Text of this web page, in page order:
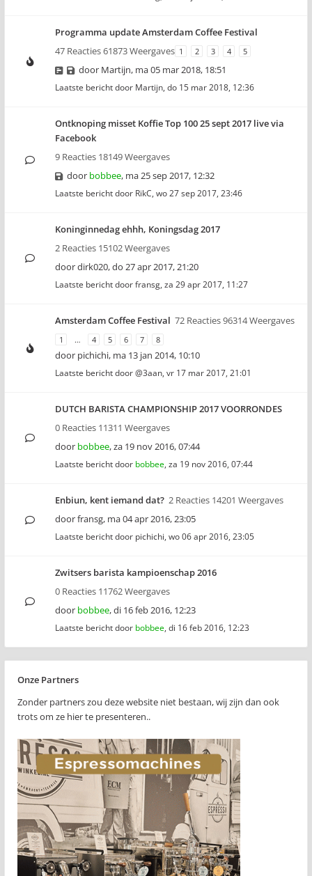
Programma update Amsterdam Coffee Festival
47 Reacties 61873 Weergaves 1 2 3 4 5
door Martijn, ma 05 mar 2018, 18:51
Laatste bericht door Martijn, do 15 mar 2018, 12:36
Ontknoping misset Koffie Top 100 25 sept 2017 live via
Facebook
9 Reacties 18149 Weergaves
door bobbee, ma 25 sep 2017, 12:32
Laatste bericht door RikC, wo 27 sep 2017, 23:46
Koninginnedag ehhh, Koningsdag 2017
2 Reacties 15102 Weergaves
doordirk020,do 27 apr 2017, 21:20
Laatste bericht doorfransg, za 29 apr 2017, 11:27
Amsterdam Coffee Festival 72 Reacties 96314 Weergaves
1 … 4 5 6 7 8
door pichichi, ma 13 jan 2014, 10:10
Laatste bericht door@3aan, vr 17 mar 2017, 21:01
DUTCH BARISTA CHAMPIONSHIP 2017 VOORRONDES
0 Reacties 11311 Weergaves
door bobbee,za 19 nov 2016, 07:44
Laatste bericht door bobbee, za 19 nov 2016, 07:44
Enbiun, kent iemand dat? 2 Reacties 14201 Weergaves
doorfransg, ma 04 apr 2016, 23:05
Laatste bericht door pichichi, wo 06 apr 2016, 23:05
Zwitsers barista kampioenschap 2016
0 Reacties 11762 Weergaves
door bobbee,di 16 feb 2016, 12:23
Laatste bericht door bobbee, di 16 feb 2016, 12:23
Onze Partners
Zonder partners zou deze website niet bestaan, wij zijn dan ook
trots om ze hier te presenteren..